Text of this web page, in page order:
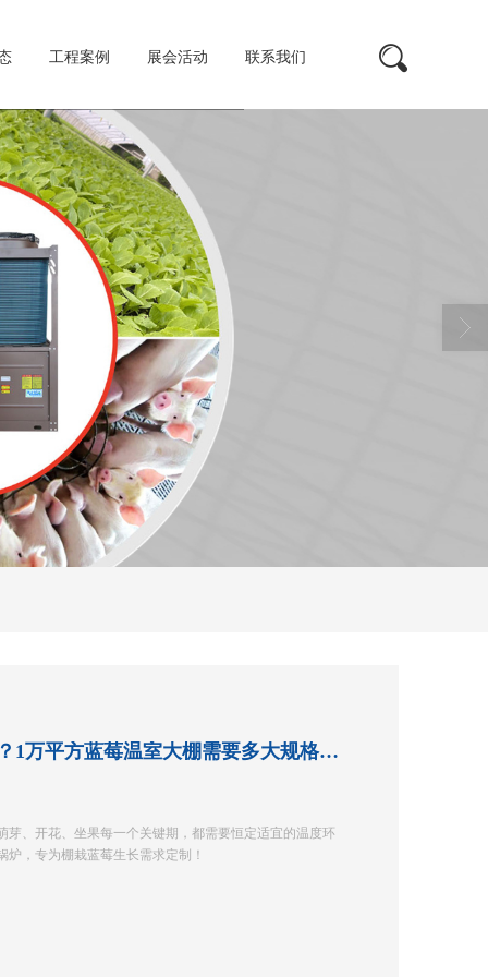
工程案例 展会活动 联系我们
蓝莓种植大棚如何供暖？1万平方蓝莓温室大棚需要多大规格热风炉？
芽、开花、坐果每一个关键期，都需要恒定适宜的温度环
，专为棚栽蓝莓生长需求定制！